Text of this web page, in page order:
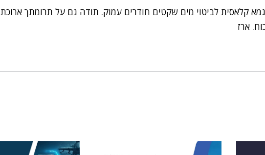
קלאסית לביטוי מים שקטים חודרים עמוק. תודה גם על תרומתך ארוכת